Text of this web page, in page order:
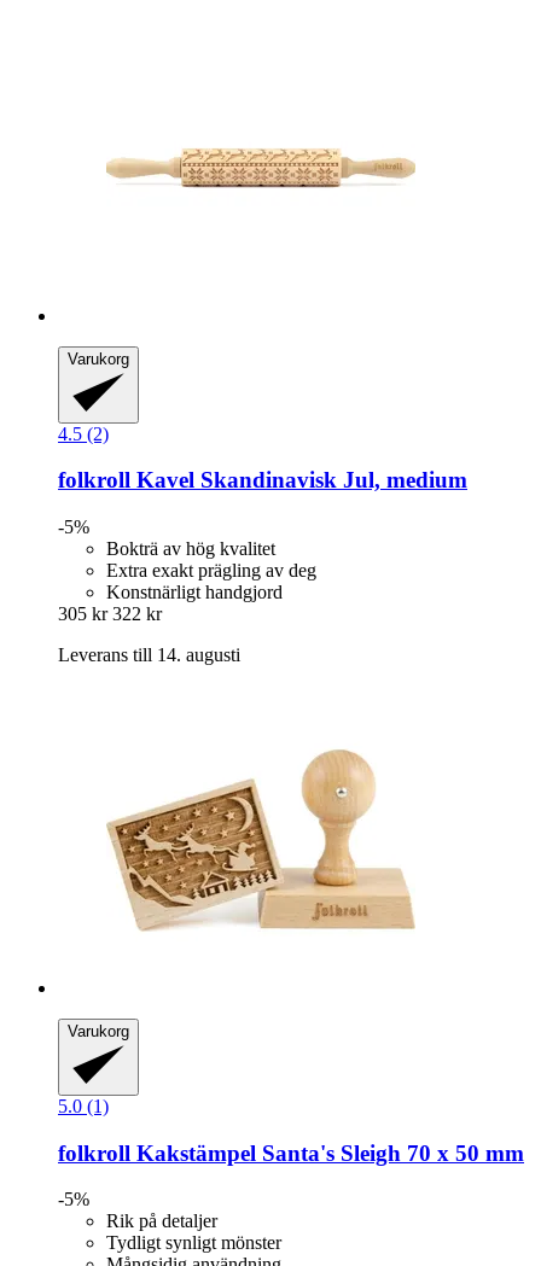
Varukorg
4.5 (2)
folkroll Kavel Skandinavisk Jul, medium
-5%
Bokträ av hög kvalitet
Extra exakt prägling av deg
Konstnärligt handgjord
305 kr 322 kr
Leverans till 14. augusti
Varukorg
5.0 (1)
folkroll Kakstämpel Santa's Sleigh 70 x 50 mm
-5%
Rik på detaljer
Tydligt synligt mönster